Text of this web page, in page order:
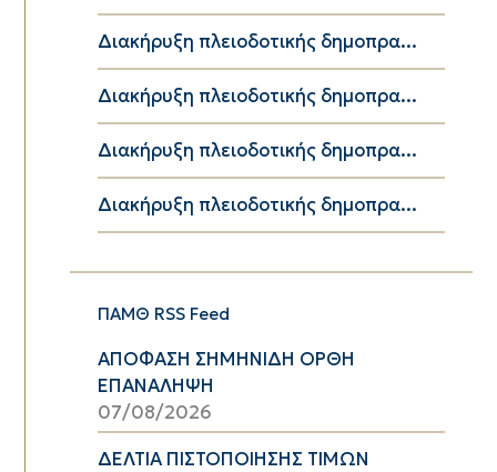
Διακήρυξη πλειοδοτικής δημοπρα...
Διακήρυξη πλειοδοτικής δημοπρα...
Διακήρυξη πλειοδοτικής δημοπρα...
Διακήρυξη πλειοδοτικής δημοπρα...
ΠΑΜΘ RSS Feed
ΑΠΟΦΑΣΗ ΣΗΜΗΝΙΔΗ ΟΡΘΗ
ΕΠΑΝΑΛΗΨΗ
07/08/2026
ΔΕΛΤΙΑ ΠΙΣΤΟΠΟΙΗΣΗΣ ΤΙΜΩΝ